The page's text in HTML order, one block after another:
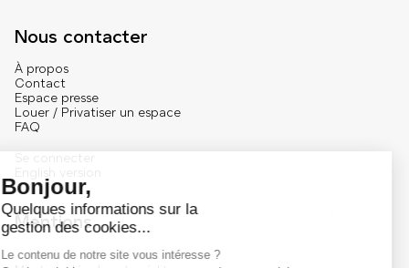
Nous contacter
À propos
Contact
Espace presse
Louer / Privatiser un espace
FAQ
English version
Mentions